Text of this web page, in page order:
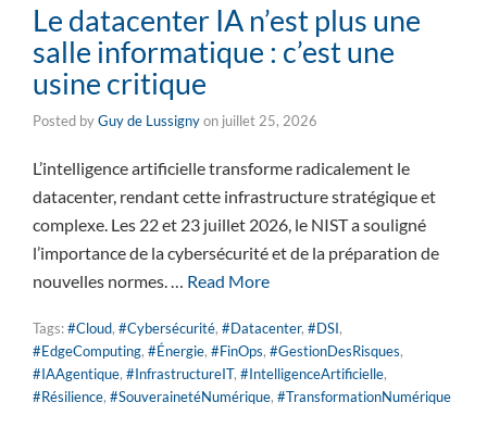
Le datacenter IA n’est plus une
salle informatique : c’est une
usine critique
Posted byGuy de Lussignyon juillet 25, 2026
L’intelligence artificielle transforme radicalement le
datacenter, rendant cette infrastructure stratégique et
complexe. Les 22 et 23 juillet 2026, le NIST a souligné
l’importance de la cybersécurité et de la préparation de
nouvelles normes. … Read More
Tags:#Cloud, #Cybersécurité, #Datacenter, #DSI,
#EdgeComputing, #Énergie, #FinOps, #GestionDesRisques,
#IAAgentique, #InfrastructureIT, #IntelligenceArtificielle,
#Résilience, #SouverainetéNumérique, #TransformationNumérique